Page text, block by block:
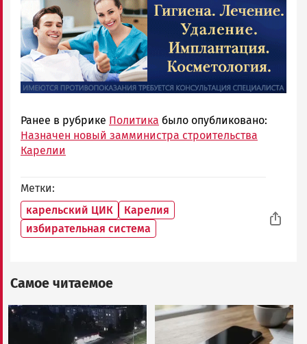
Ранее в рубрике Политика было опубликовано:
Назначен новый замминистра строительства
Карелии
Метки
карельский ЦИК
Карелия
избирательная система
Самое читаемое
Image Image